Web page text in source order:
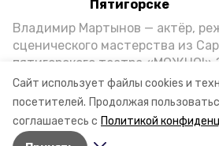
Сайт использует файлы cookies и
посетителей. Продолжая
соглашаетесь с Политикой
Пятигорске
Владимир Мартынов — актёр,
сценического мастерства из
пятигорского театра «МОЖНО!»
существования театр выпустил
впереди — новые премьеры. О
артистом, попал в Пятигорск и
режиссёр рассказал
Пятигорске
Все новости
школа губернатор